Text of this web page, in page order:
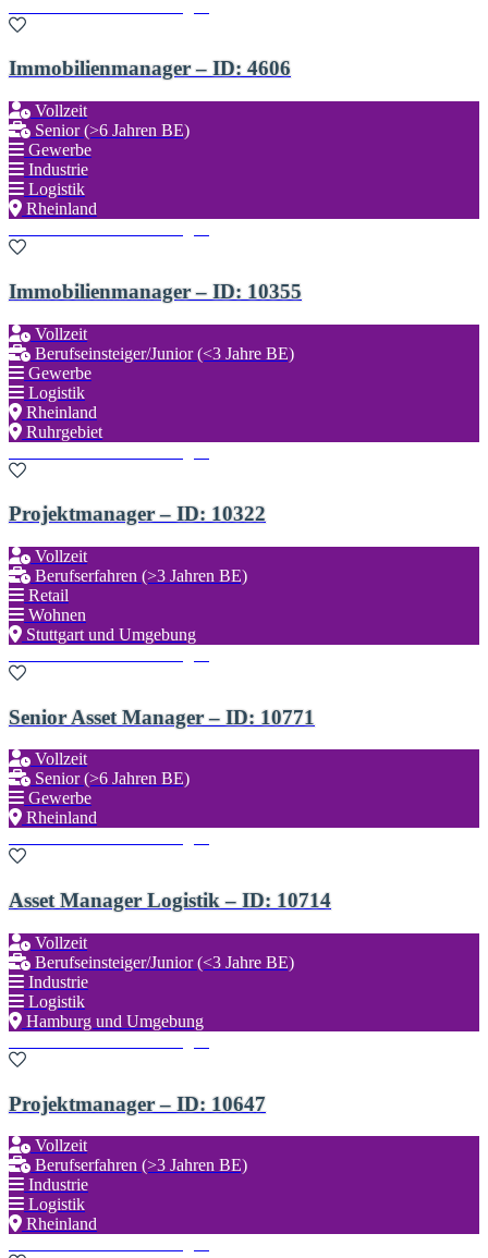
Immobilienmanager – ID: 4606
Vollzeit
Senior (>6 Jahren BE)
Gewerbe
Industrie
Logistik
Rheinland
Immobilienmanager – ID: 10355
Vollzeit
Berufseinsteiger/Junior (<3 Jahre BE)
Gewerbe
Logistik
Rheinland
Ruhrgebiet
Projektmanager – ID: 10322
Vollzeit
Berufserfahren (>3 Jahren BE)
Retail
Wohnen
Stuttgart und Umgebung
Senior Asset Manager – ID: 10771
Vollzeit
Senior (>6 Jahren BE)
Gewerbe
Rheinland
Asset Manager Logistik – ID: 10714
Vollzeit
Berufseinsteiger/Junior (<3 Jahre BE)
Industrie
Logistik
Hamburg und Umgebung
Projektmanager – ID: 10647
Vollzeit
Berufserfahren (>3 Jahren BE)
Industrie
Logistik
Rheinland